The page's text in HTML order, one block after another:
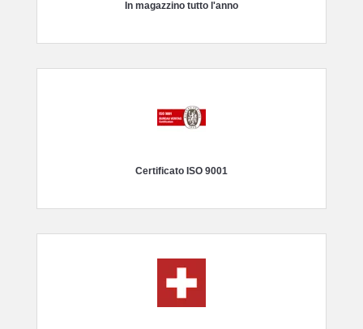
In magazzino tutto l'anno
Certificato ISO 9001